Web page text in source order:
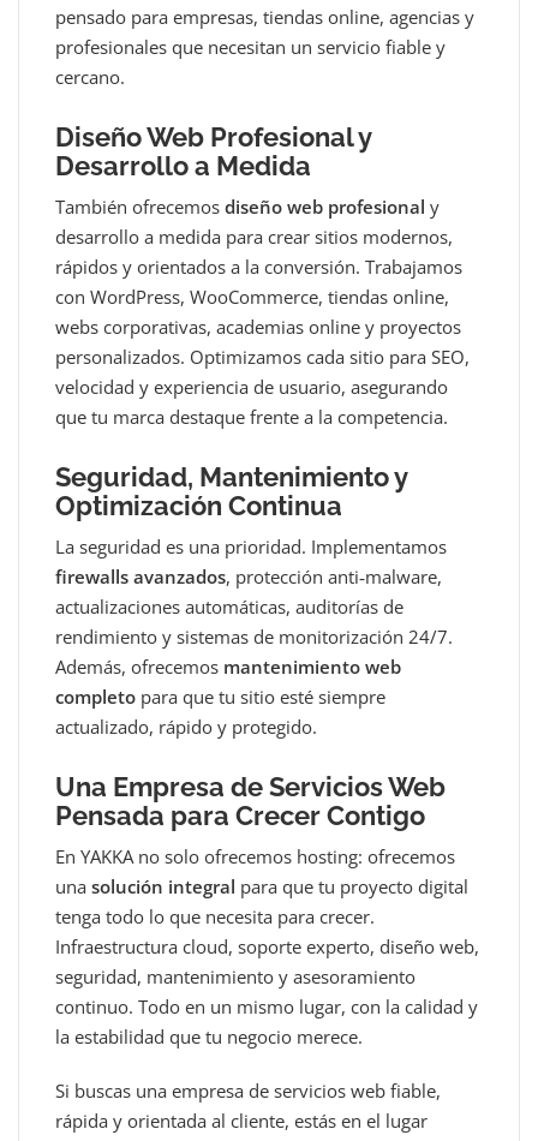
pensado para empresas, tiendas online, agencias y
profesionales que necesitan un servicio fiable y
cercano.
Diseño Web Profesional y
Desarrollo a Medida
También ofrecemos diseño web profesional y
desarrollo a medida para crear sitios modernos,
rápidos y orientados a la conversión. Trabajamos
con WordPress, WooCommerce, tiendas online,
webs corporativas, academias online y proyectos
personalizados. Optimizamos cada sitio para SEO,
velocidad y experiencia de usuario, asegurando
que tu marca destaque frente a la competencia.
Seguridad, Mantenimiento y
Optimización Continua
La seguridad es una prioridad. Implementamos
firewalls avanzados, protección anti‑malware,
actualizaciones automáticas, auditorías de
rendimiento y sistemas de monitorización 24/7.
Además, ofrecemos mantenimiento web
completo para que tu sitio esté siempre
actualizado, rápido y protegido.
Una Empresa de Servicios Web
Pensada para Crecer Contigo
En YAKKA no solo ofrecemos hosting: ofrecemos
una solución integral para que tu proyecto digital
tenga todo lo que necesita para crecer.
Infraestructura cloud, soporte experto, diseño web,
seguridad, mantenimiento y asesoramiento
continuo. Todo en un mismo lugar, con la calidad y
la estabilidad que tu negocio merece.
Si buscas una empresa de servicios web fiable,
rápida y orientada al cliente, estás en el lugar